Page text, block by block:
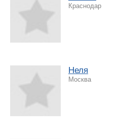
Краснодар
Неля
Москва